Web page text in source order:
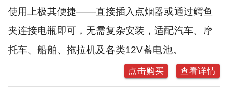
使用上极其便捷——直接插入点烟器或通过鳄鱼
夹连接电瓶即可，无需复杂安装，适配汽车、摩
托车、船舶、拖拉机及各类12V蓄电池。
点击购买 查看详情